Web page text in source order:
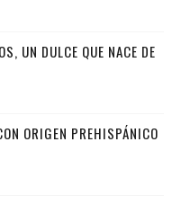
UN DULCE QUE NACE DE
ORIGEN PREHISPÁNICO